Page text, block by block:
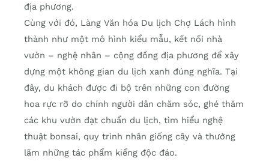
địa phương.
Cùng với đó, Làng Văn hóa Du lịch Chợ Lách hình
thành như một mô hình kiểu mẫu, kết nối nhà
vườn – nghệ nhân – cộng đồng địa phương để xây
dựng một không gian du lịch xanh đúng nghĩa. Tại
đây, du khách được đi bộ trên những con đường
hoa rực rỡ do chính người dân chăm sóc, ghé thăm
các khu vườn đạt chuẩn du lịch, tìm hiểu nghệ
thuật bonsai, quy trình nhân giống cây và thưởng
lãm những tác phẩm kiểng độc đáo.